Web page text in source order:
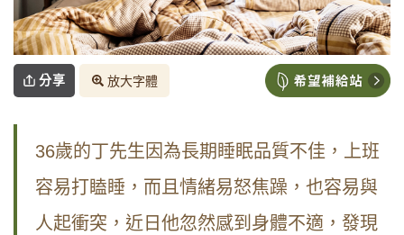
分享 放大字體
36歲的丁先生因為長期睡眠品質不佳，上班
容易打瞌睡，而且情緒易怒焦躁，也容易與
人起衝突，近日他忽然感到身體不適，發現